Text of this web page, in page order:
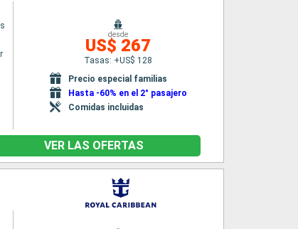
desde
US$ 267
Tasas: +US$ 128
Precio especial familias
Hasta -60% en el 2° pasajero
Comidas incluidas
VER LAS OFERTAS